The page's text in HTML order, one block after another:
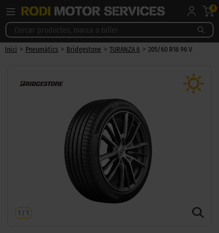
0
Inici > Pneumàtics > Bridgestone > TURANZA 6 > 205/60 R16 96 V
1 / 1